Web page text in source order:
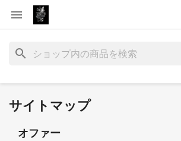

search
サイトマップ
オファー